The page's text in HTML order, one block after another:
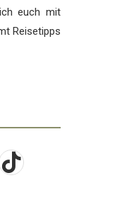
euch mit
Reisetipps